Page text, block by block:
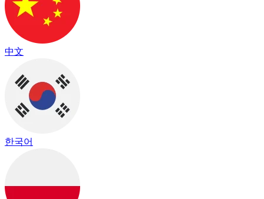
中文
한국어